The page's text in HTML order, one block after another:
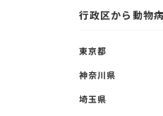
行政区から動物
東京都
神奈川県
埼玉県